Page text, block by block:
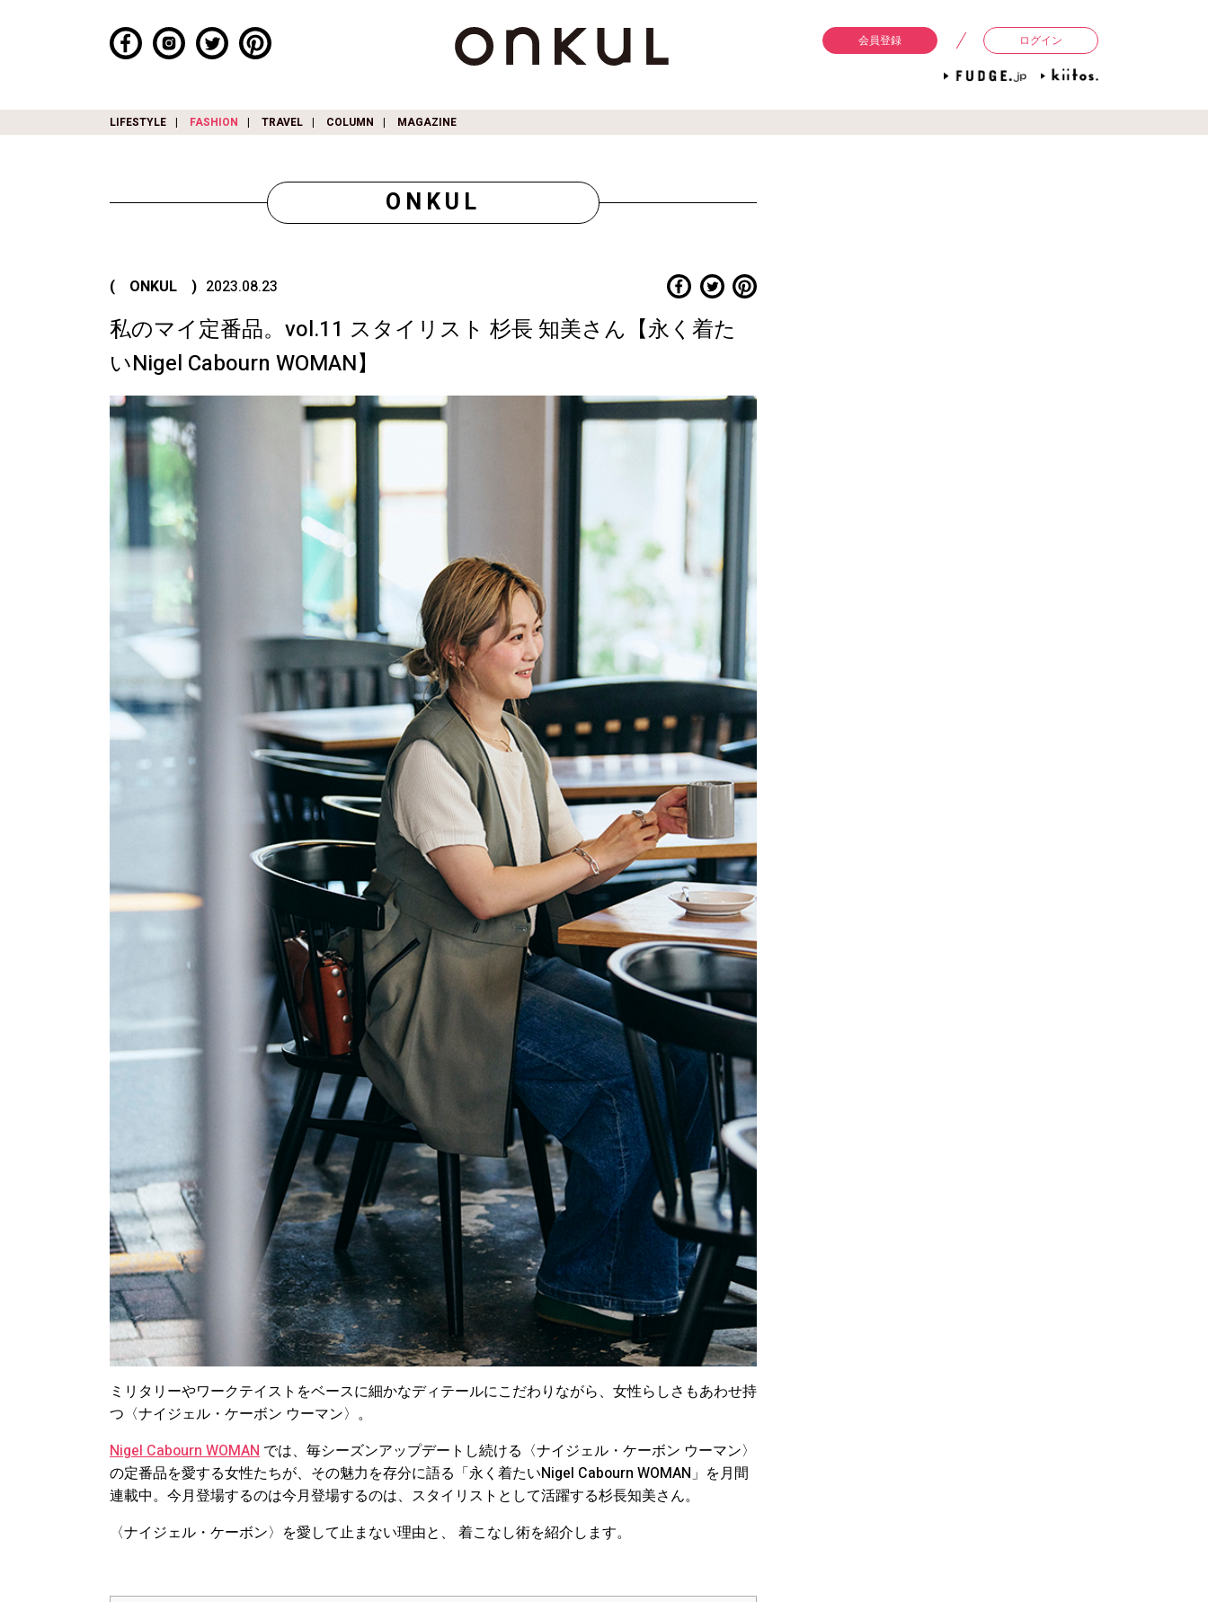
会員登録 ログイン
LIFESTYLE FASHION TRAVEL COLUMN MAGAZINE
ONKUL
( ONKUL ) 2023.08.23
私のマイ定番品。vol.11 スタイリスト 杉長 知美さん【永く着た
いNigel Cabourn WOMAN】
ミリタリーやワークテイストをベースに細かなディテールにこだわりながら、女性らしさもあわせ持
つ〈ナイジェル・ケーボン ウーマン〉。
Nigel Cabourn WOMAN では、毎シーズンアップデートし続ける〈ナイジェル・ケーボン ウーマン〉
の定番品を愛する女性たちが、その魅力を存分に語る「永く着たいNigel Cabourn WOMAN」を月間
連載中。今月登場するのは今月登場するのは、スタイリストとして活躍する杉長知美さん。
〈ナイジェル・ケーボン〉を愛して止まない理由と、 着こなし術を紹介します。